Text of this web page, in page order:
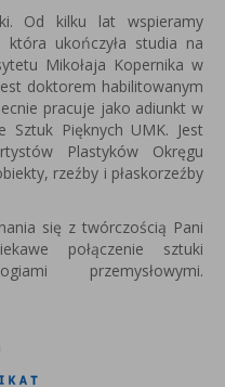
Od kilku lat wspieramy
która ukończyła studia na
Mikołaja Kopernika w
doktorem habilitowanym
pracuje jako adiunkt w
Sztuk Pięknych UMK. Jest
Plastyków Okręgu
rzeźby i płaskorzeźby
się z twórczością Pani
połączenie sztuki
przemysłowymi.